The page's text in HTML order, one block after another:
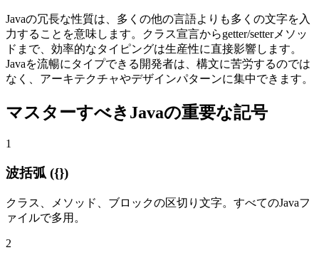
Javaの冗長な性質は、多くの他の言語よりも多くの文字を入
力することを意味します。クラス宣言からgetter/setterメソッ
ドまで、効率的なタイピングは生産性に直接影響します。
Javaを流暢にタイプできる開発者は、構文に苦労するのでは
なく、アーキテクチャやデザインパターンに集中できます。
マスターすべきJavaの重要な記号
1
波括弧 ({})
クラス、メソッド、ブロックの区切り文字。すべてのJavaフ
ァイルで多用。
2